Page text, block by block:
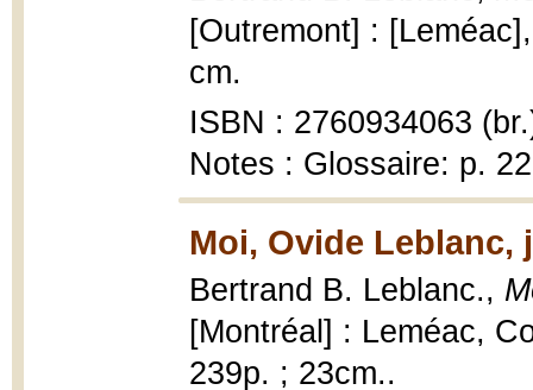
[Outremont] :
cm.
ISBN : 2760934063
Notes : Glossaire: p.
Moi, Ovide Leblanc,
Bertrand B. Leblanc.,
[Montréal] : Leméac,
239p. ; 23cm..